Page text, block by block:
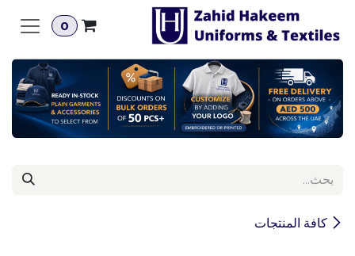
تخطي للذهاب إلى المحتوى
0
كافة المنتجات